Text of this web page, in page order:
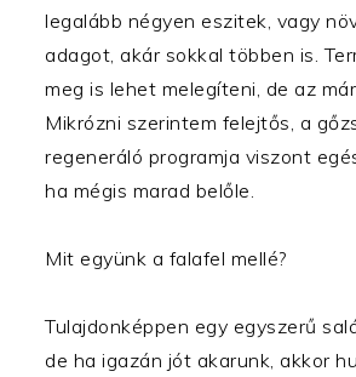
legalább négyen eszitek, vagy
adagot, akár sokkal többen is.
meg is lehet melegíteni, de az
Mikrózni szerintem felejtős, a
regeneráló programja viszont
ha mégis marad belőle.
Mit együnk a falafel mellé?
Tulajdonképpen egy egyszerű
de ha igazán jót akarunk, akkor